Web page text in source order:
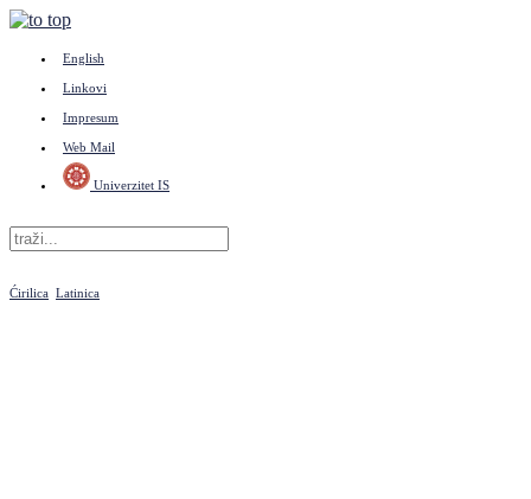
English
Linkovi
Impresum
Web Mail
Univerzitet IS
Ćirilica Latinica